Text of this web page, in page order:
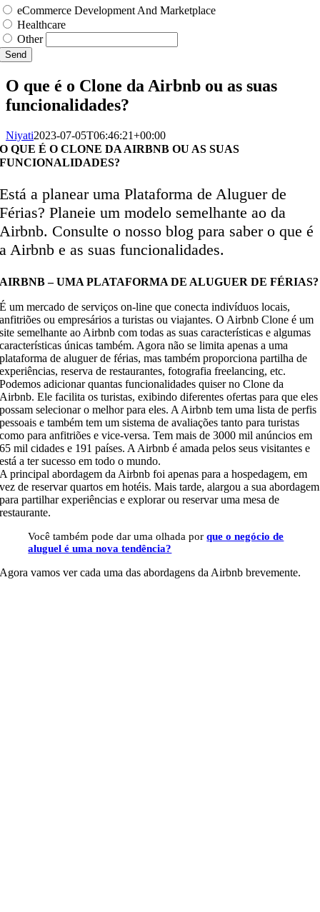
eCommerce Development And Marketplace
Healthcare
Other
Send
O que é o Clone da Airbnb ou as suas
funcionalidades?
Niyati2023-07-05T06:46:21+00:00
O QUE É O CLONE DA AIRBNB OU AS SUAS
FUNCIONALIDADES?
Está a planear uma Plataforma de Aluguer de
Férias? Planeie um modelo semelhante ao da
Airbnb. Consulte o nosso blog para saber o que é
a Airbnb e as suas funcionalidades.
AIRBNB – UMA PLATAFORMA DE ALUGUER DE FÉRIAS?
É um mercado de serviços on-line que conecta indivíduos locais,
anfitriões ou empresários a turistas ou viajantes. O Airbnb Clone é um
site semelhante ao Airbnb com todas as suas características e algumas
características únicas também. Agora não se limita apenas a uma
plataforma de aluguer de férias, mas também proporciona partilha de
experiências, reserva de restaurantes, fotografia freelancing, etc.
Podemos adicionar quantas funcionalidades quiser no Clone da
Airbnb. Ele facilita os turistas, exibindo diferentes ofertas para que eles
possam selecionar o melhor para eles. A Airbnb tem uma lista de perfis
pessoais e também tem um sistema de avaliações tanto para turistas
como para anfitriões e vice-versa. Tem mais de 3000 mil anúncios em
65 mil cidades e 191 países. A Airbnb é amada pelos seus visitantes e
está a ter sucesso em todo o mundo.
A principal abordagem da Airbnb foi apenas para a hospedagem, em
vez de reservar quartos em hotéis. Mais tarde, alargou a sua abordagem
para partilhar experiências e explorar ou reservar uma mesa de
restaurante.
Você também pode dar uma olhada porque o negócio de
aluguel é uma nova tendência?
Agora vamos ver cada uma das abordagens da Airbnb brevemente.